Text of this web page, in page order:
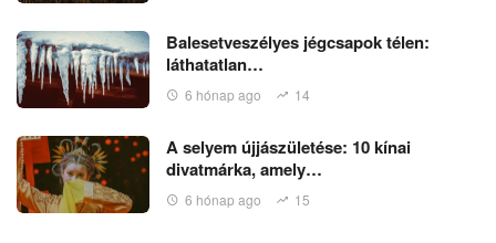
Balesetveszélyes jégcsapok télen:
láthatatlan…
6 hónap ago 14
A selyem újjászületése: 10 kínai
divatmárka, amely…
6 hónap ago 15